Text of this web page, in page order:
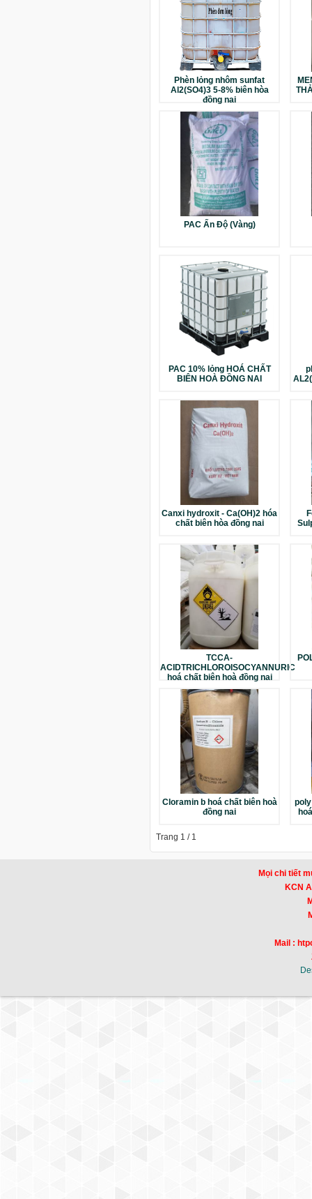
Phèn lỏng nhôm sunfat
Al2(SO4)3 5-8% biên hòa
đồng nai
PAC Ấn Độ (Vàng)
PAC 10% lỏng HOÁ CHẤT
BIÊN HOÀ ĐỒNG NAI
Canxi hydroxit - Ca(OH)2 hóa
chất biên hòa đồng nai
TCCA-
ACIDTRICHLOROISOCYANNURIC
hoá chất biên hoà đồng nai
Cloramin b hoá chất biên hoà
đồng nai
Trang 1 / 1
Mọi chi tiết
KCN
Mail :